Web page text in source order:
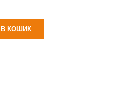
В КОШИК